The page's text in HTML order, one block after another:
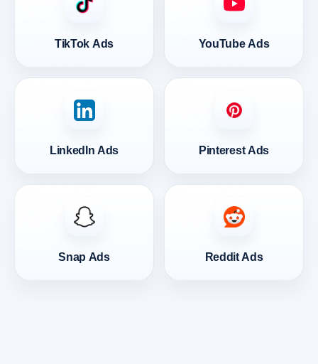
TikTok Ads YouTube Ads
LinkedIn Ads Pinterest Ads
Snap Ads Reddit Ads